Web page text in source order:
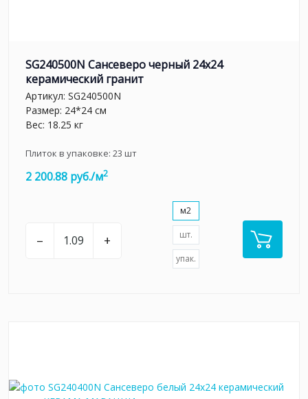
SG240500N Сансеверо черный 24x24
керамический гранит
Артикул: SG240500N
Размер: 24*24 см
Вес: 18.25 кг
Плиток в упаковке: 23 шт
2 200.88 руб./м2
– +
м2
шт.
упак.